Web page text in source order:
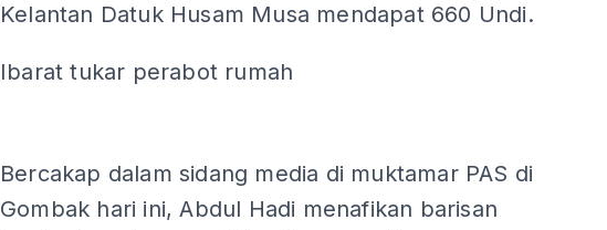
Kelantan Datuk Husam Musa mendapat 660 Undi.
Ibarat tukar perabot rumah
Bercakap dalam sidang media di muktamar PAS di
Gombak hari ini, Abdul Hadi menafikan barisan